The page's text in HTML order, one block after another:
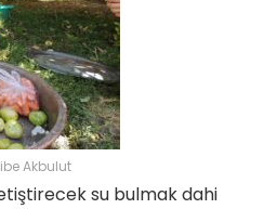
Akbulut
su bulmak dahi